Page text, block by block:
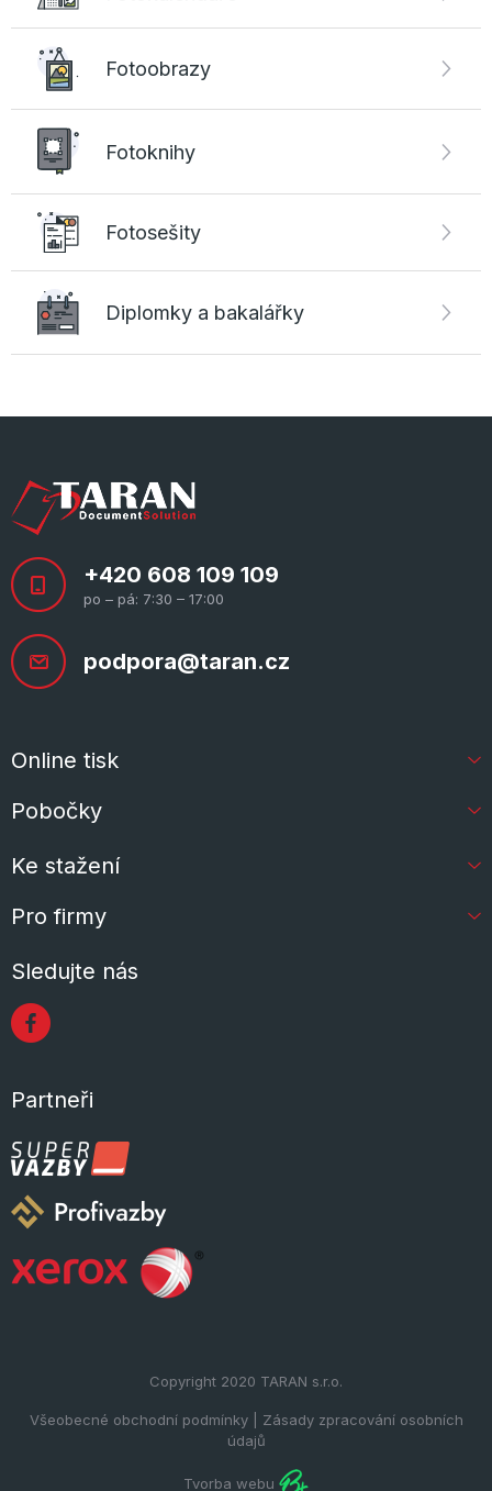
Fotoobrazy
Fotoknihy
Fotosešity
Diplomky a bakalářky
+420 608 109 109
po – pá: 7:30 – 17:00
podpora@taran.cz
Online tisk
Pobočky
Ke stažení
Pro firmy
Sledujte nás
Partneři
Copyright 2020 TARAN s.r.o.
Všeobecné obchodní podmínky| Zásady zpracování osobních
údajů
Tvorba webu